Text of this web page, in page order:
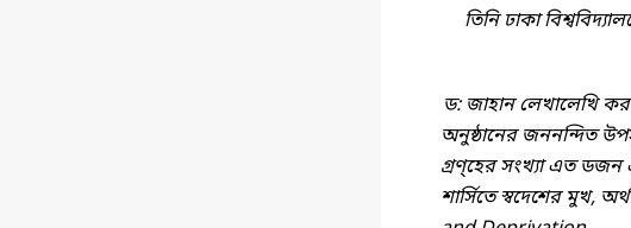
তিনি ঢাকা
ড: জাহান লেখালেখি
অনুষ্ঠানের জননন্দিত
গ্রণ্হের সংখ্যা এত ডজন
শার্সিতে স্বদেশের মুখ,